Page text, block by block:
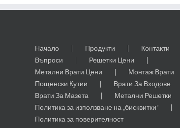
Начало Продукти
Контакти
Въпроси
Решетки Цени
Метални Врати Цени
Монтаж Врати
Пощенски Кутии
Врати За Входове
Врати За Мазета
Метални Решетки
Политика за използване на „бисквитки“
Политика за поверителност